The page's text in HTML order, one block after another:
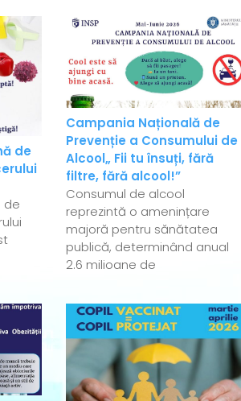
de
de
Campania Națională de
Prevenție a Consumului de
Alcool„ Fii tu însuți, fără
filtre, fără alcool!”
Consumul de alcool
reprezintă o amenințare
majoră pentru sănătatea
publică, determinând anual
2.6 milioane de